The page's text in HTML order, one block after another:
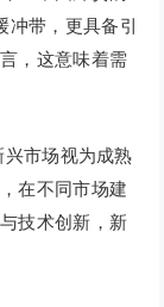
带，更具备引
，这意味着需
市场视为成熟
在不同市场建
技术创新，新